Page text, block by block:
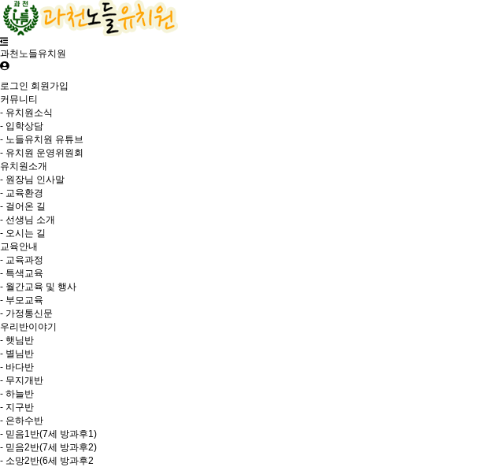
과천노들유치원
로그인 회원가입
커뮤니티
- 유치원소식
- 입학상담
- 노들유치원 유튜브
- 유치원 운영위원회
유치원소개
- 원장님 인사말
- 교육환경
- 걸어온 길
- 선생님 소개
- 오시는 길
교육안내
- 교육과정
- 특색교육
- 월간교육 및 행사
- 부모교육
- 가정통신문
우리반이야기
- 햇님반
- 별님반
- 바다반
- 무지개반
- 하늘반
- 지구반
- 은하수반
- 믿음1반(7세 방과후1)
- 믿음2반(7세 방과후2)
- 소망2반(6세 방과후2